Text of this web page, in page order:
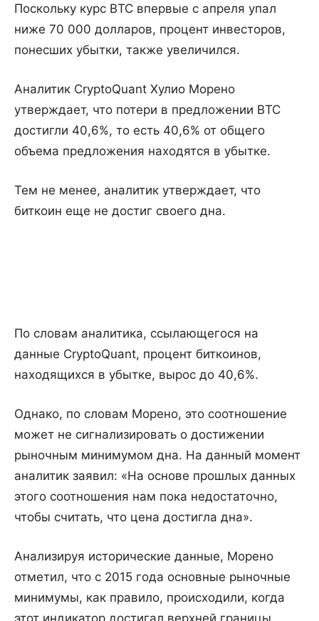
Поскольку курс BTC впервые с апреля упал
ниже 70 000 долларов, процент инвесторов,
понесших убытки, также увеличился.
Аналитик CryptoQuant Хулио Морено
утверждает, что потери в предложении BTC
достигли 40,6%, то есть 40,6% от общего
объема предложения находятся в убытке.
Тем не менее, аналитик утверждает, что
биткоин еще не достиг своего дна.
По словам аналитика, ссылающегося на
данные CryptoQuant, процент биткоинов,
находящихся в убытке, вырос до 40,6%.
Однако, по словам Морено, это соотношение
может не сигнализировать о достижении
рыночным минимумом дна. На данный момент
аналитик заявил: «На основе прошлых данных
этого соотношения нам пока недостаточно,
чтобы считать, что цена достигла дна».
Анализируя исторические данные, Морено
отметил, что с 2015 года основные рыночные
минимумы, как правило, происходили, когда
этот индикатор достигал верхней границы